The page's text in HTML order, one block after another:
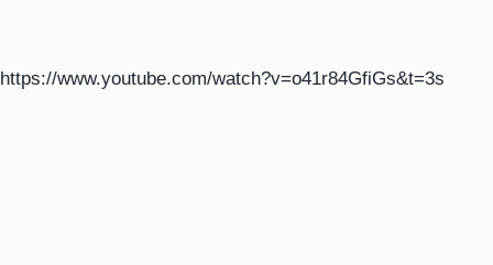
https://www.youtube.com/watch?v=o41r84GfiGs&t=3s